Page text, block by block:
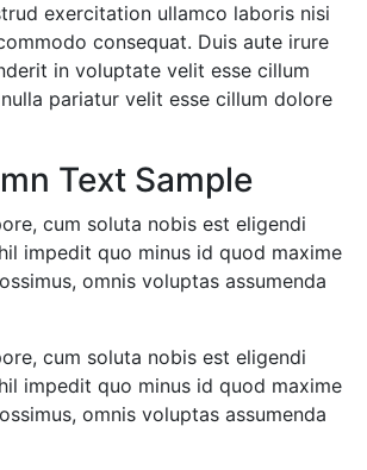
exercitation ullamco laboris nisi
consequat. Duis aute irure
in voluptate velit esse cillum
pariatur velit esse cillum dolore
Text Sample
cum soluta nobis est eligendi
impedit quo minus id quod maxime
omnis voluptas assumenda
cum soluta nobis est eligendi
impedit quo minus id quod maxime
omnis voluptas assumenda